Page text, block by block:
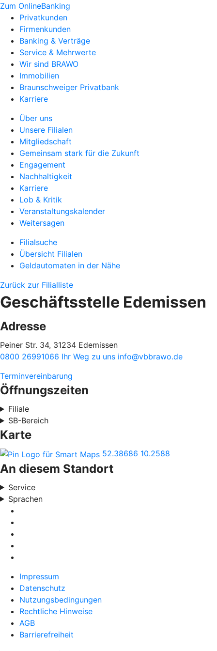
Zum OnlineBanking
Privatkunden
Firmenkunden
Banking & Verträge
Service & Mehrwerte
Wir sind BRAWO
Immobilien
Braunschweiger Privatbank
Karriere
Über uns
Unsere Filialen
Mitgliedschaft
Gemeinsam stark für die Zukunft
Engagement
Nachhaltigkeit
Karriere
Lob & Kritik
Veranstaltungskalender
Weitersagen
Filialsuche
Übersicht Filialen
Geldautomaten in der Nähe
Zurück zur Filialliste
Geschäftsstelle Edemissen
Adresse
Peiner Str. 34, 31234 Edemissen
0800 26991066 Ihr Weg zu uns info@vbbrawo.de
Terminvereinbarung
Öffnungszeiten
Filiale
SB-Bereich
Karte
52.38686 10.2588
An diesem Standort
Service
Sprachen
Impressum
Datenschutz
Nutzungsbedingungen
Rechtliche Hinweise
AGB
Barrierefreiheit